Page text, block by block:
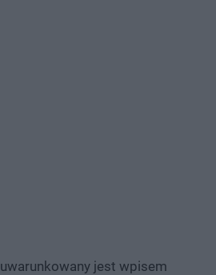
uwarunkowany jest wpisem